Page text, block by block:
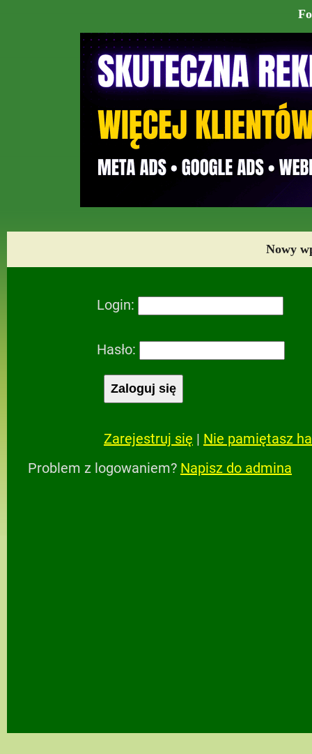
Nowy
Login:
Hasło:
Zarejestruj się | Nie pamiętasz
Problem z logowaniem? Napisz do admina